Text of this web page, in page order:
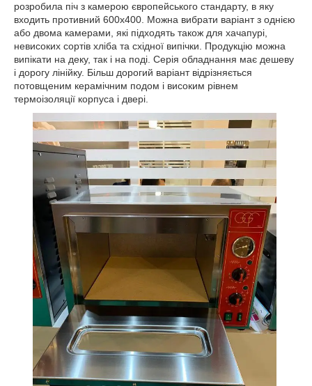
розробила піч з камерою європейського стандарту, в яку
входить противний 600х400. Можна вибрати варіант з однією
або двома камерами, які підходять також для хачапурі,
невисоких сортів хліба та східної випічки. Продукцію можна
випікати на деку, так і на поді. Серія обладнання має дешеву
і дорогу лінійку. Більш дорогий варіант відрізняється
потовщеним керамічним подом і високим рівнем
термоізоляції корпуса і двері.